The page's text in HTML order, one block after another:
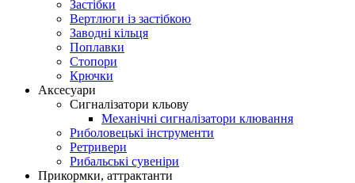
Застібки
Вертлюги із застібкою
Заводні кільця
Поплавки
Стопори
Крючки
Аксесуари
Сигналізатори кльову
Механічні сигналізатори клювання
Риболовецькі інструменти
Ретривери
Рибальські сувеніри
Прикормки, аттрактанти